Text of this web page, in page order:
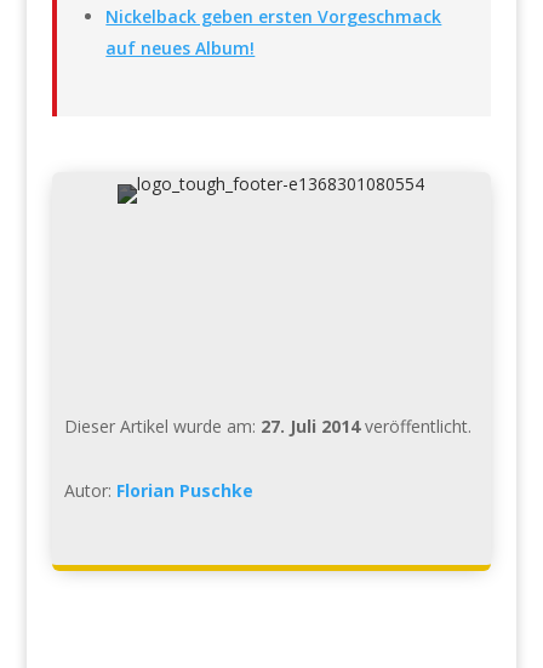
Nickelback geben ersten Vorgeschmack
auf neues Album!
Dieser Artikel wurde am: 27. Juli 2014veröffentlicht.
Autor: Florian Puschke